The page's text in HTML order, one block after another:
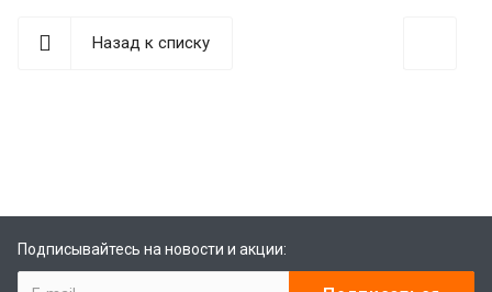
Назад к списку
Подписывайтесь на новости и акции: